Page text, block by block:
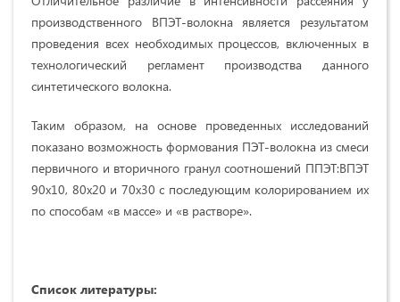
производственного ВПЭТ-волокна является результатом
проведения всех необходимых процессов, включенных в
технологический регламент производства данного
синтетического волокна.
Таким образом, на основе проведенных исследований
показано возможность формования ПЭТ-волокна из смеси
первичного и вторичного гранул соотношений ППЭТ:ВПЭТ
90х10, 80х20 и 70х30 с последующим колорированием их
по способам «в массе» и «в растворе».
Список литературы: